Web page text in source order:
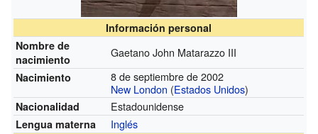
Información personal
Nombre de
nacimiento
Gaetano John Matarazzo III
Nacimiento
8 de septiembre de 2002
New London (Estados Unidos)
Nacionalidad Estadounidense
Lengua materna Inglés